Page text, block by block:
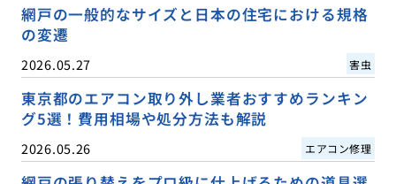
網戸の一般的なサイズと日本の住宅における規格
の変遷
2026.05.27 害虫
東京都のエアコン取り外し業者おすすめランキン
グ5選！費用相場や処分方法も解説
2026.05.26 エアコン修理